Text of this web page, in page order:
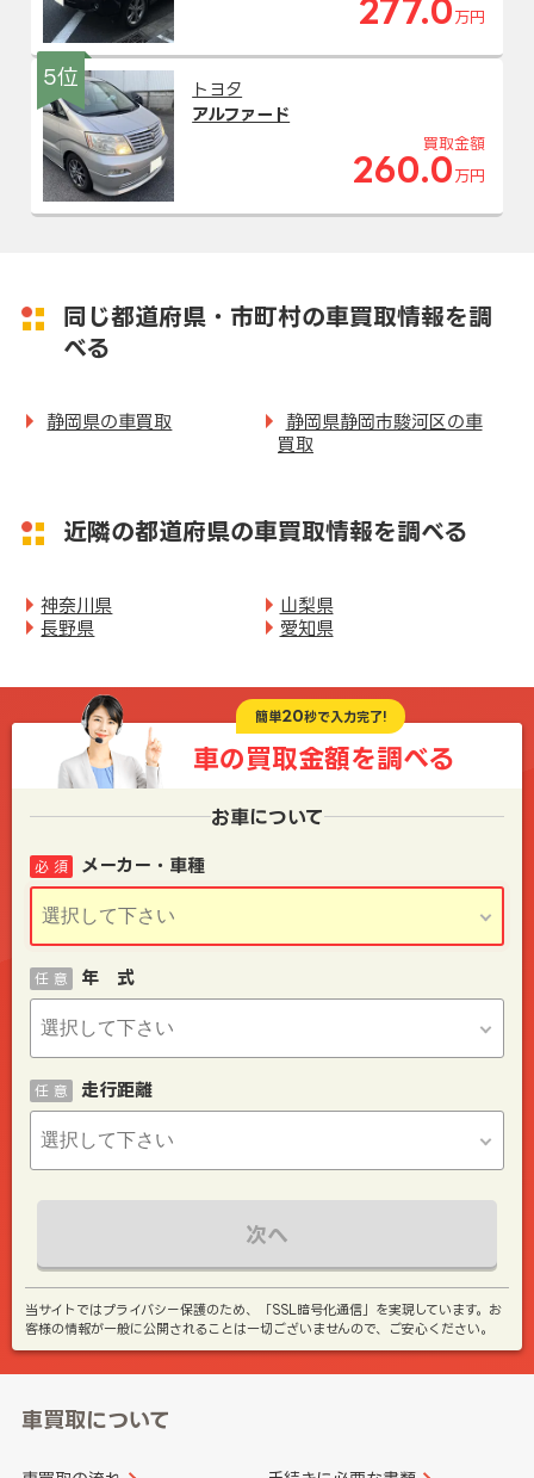
277.0 万円
5位
トヨタ
アルファード
買取金額
260.0 万円
同じ都道府県・市町村の車買取情報を調
べる
静岡県の車買取
静岡県静岡市駿河区の車
買取
近隣の都道府県の車買取情報を調べる
神奈川県
山梨県
長野県
愛知県
簡単20秒で入力完了!
車の買取金額を調べる
お車について
メーカー・車種
必 須
年 式
任 意
走行距離
任 意
次へ
当サイトではプライバシー保護のため、「SSL暗号化通信」を実現しています。お
客様の情報が一般に公開されることは一切ございませんので、ご安心ください。
車買取について